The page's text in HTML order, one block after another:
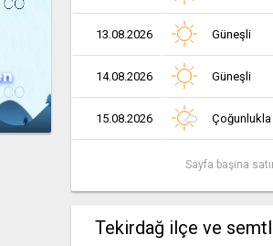
13.08.2026 Güneşli
14.08.2026 Güneşli
15.08.2026
Sayfa başına
Tekirdağ ilçe ve